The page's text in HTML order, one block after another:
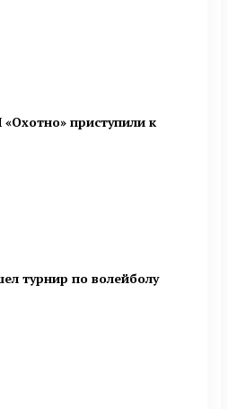
приступили к
турнир по волейболу